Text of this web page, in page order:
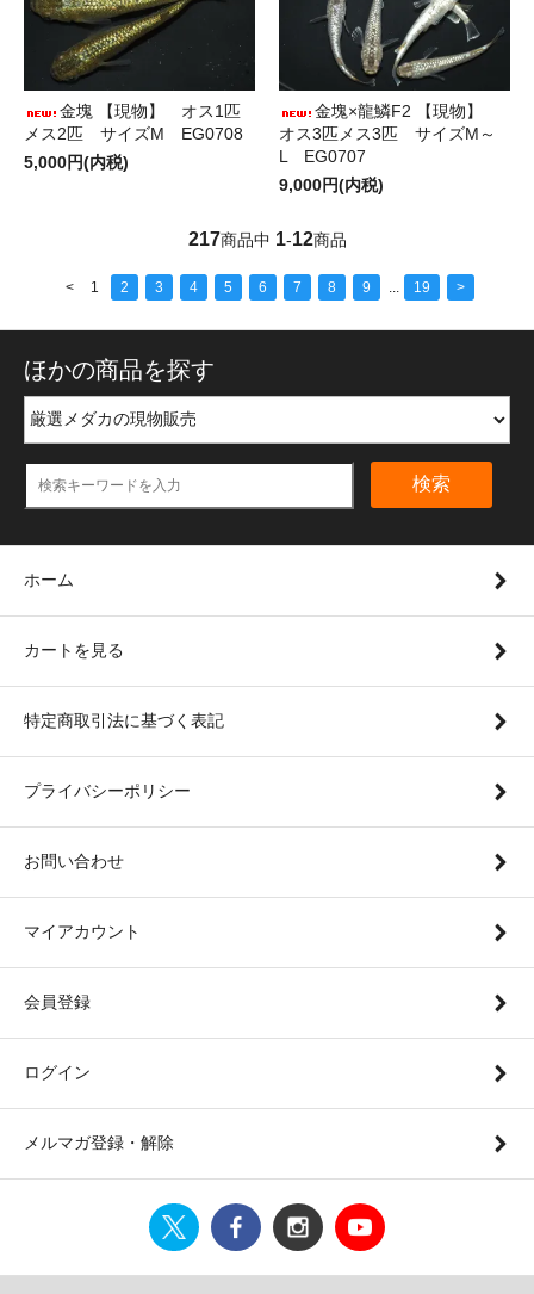
金塊 【現物】 オス1匹
メス2匹 サイズM EG0708
5,000円(内税)
金塊×龍鱗F2 【現物】
オス3匹メス3匹 サイズM～
L EG0707
9,000円(内税)
217商品中 1-12商品
< 1 2 3 4 5 6 7 8 9 ... 19 >
ほかの商品を探す
検索
ホーム
カートを見る
特定商取引法に基づく表記
プライバシーポリシー
お問い合わせ
マイアカウント
会員登録
ログイン
メルマガ登録・解除